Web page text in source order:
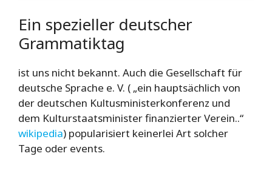
Ein spezieller deutscher
Grammatiktag
ist uns nicht bekannt. Auch die Gesellschaft für
deutsche Sprache e. V. ( „ein hauptsächlich von
der deutschen Kultusministerkonferenz und
dem Kulturstaatsminister finanzierter Verein..“
wikipedia) popularisiert keinerlei Art solcher
Tage oder events.